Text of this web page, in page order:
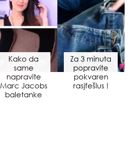
Kako da
same
napravite
Marc Jacobs
baletanke
Za 3 minuta
popravite
pokvaren
rasjfešlus !